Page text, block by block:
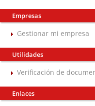
Empresas
Gestionar mi empresa
Utilidades
Verificación de
Enlaces